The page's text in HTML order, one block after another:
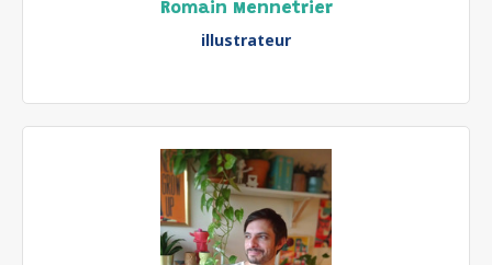
Romain Mennetrier
illustrateur